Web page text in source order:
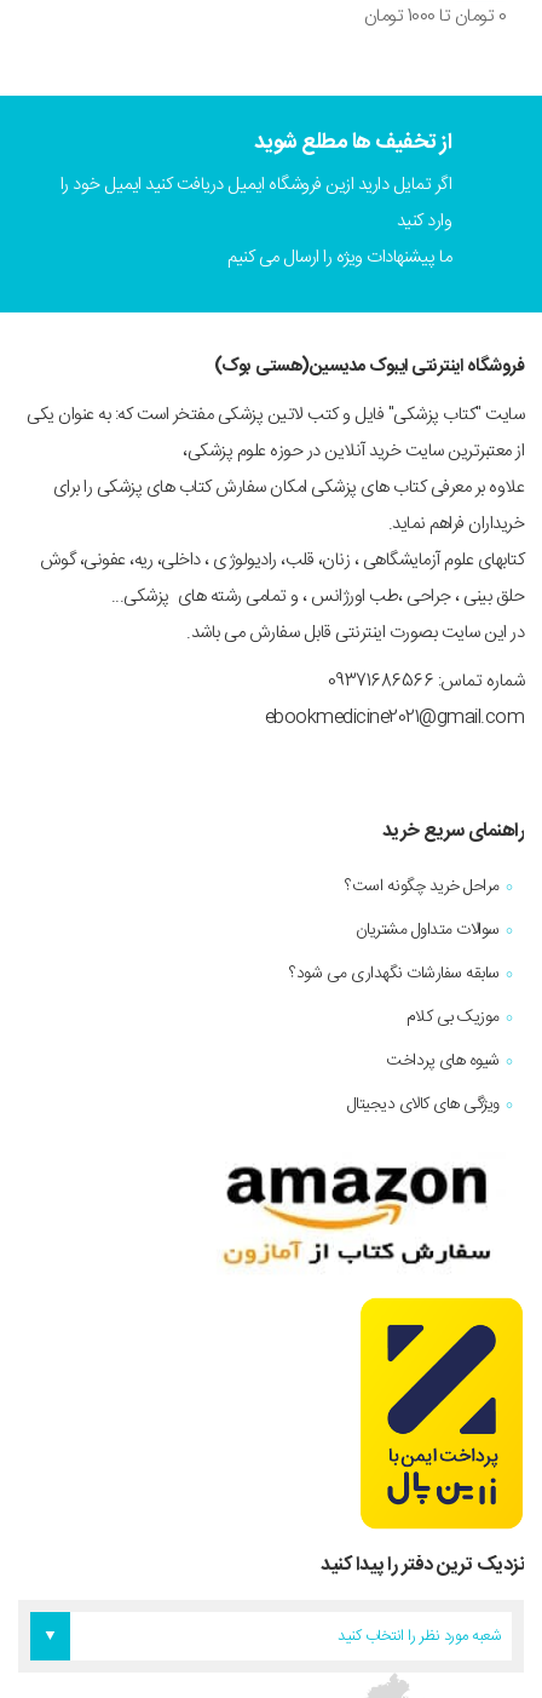
0 تومان تا 1000تومان
از تخفیف ها مطلع شوید
اگر تمایل دارید ازین فروشگاه ایمیل دریافت کنید ایمیل خود را
وارد کنید
ما پیشنهادات ویژه را ارسال می کنیم
فروشگاه اینترنتی ایبوک مدیسین(هستی بوک)
سایت "کتاب پزشکی" فایل و کتب لاتین پزشکی مفتخر است که: به عنوان یکی
از معتبرترین سایت خرید آنلاین در حوزه علوم پزشکی،
علاوه بر معرفی کتاب های پزشکی امکان سفارش کتاب های پزشکی را برای
خریداران فراهم نماید.
کتابهای علوم آزمایشگاهی ، زنان، قلب، رادیولوژی ، داخلی، ریه، عفونی، گوش
حلق بینی ، جراحی ،طب اورژانس ، و تمامی رشته های پزشکی...
در این سایت بصورت اینترنتی قابل سفارش می باشد.
شماره تماس: 09371686566
ebookmedicine2021@gmail.com
راهنمای سریع خرید
مراحل خرید چگونه است؟
سوالات متداول مشتریان
سابقه سفارشات نگهداری می شود؟
موزیک بی کلام
شیوه های پرداخت
ویژگی های کالای دیجیتال
نزدیک ترین دفتر را پیدا کنید
شعبه مورد نظر را انتخاب کنید